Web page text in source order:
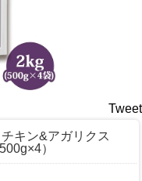
Tweet
キン&アガリクス
）